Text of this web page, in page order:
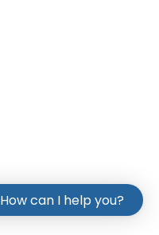
How can I help you?